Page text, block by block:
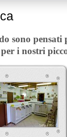
sono pensati
i nostri